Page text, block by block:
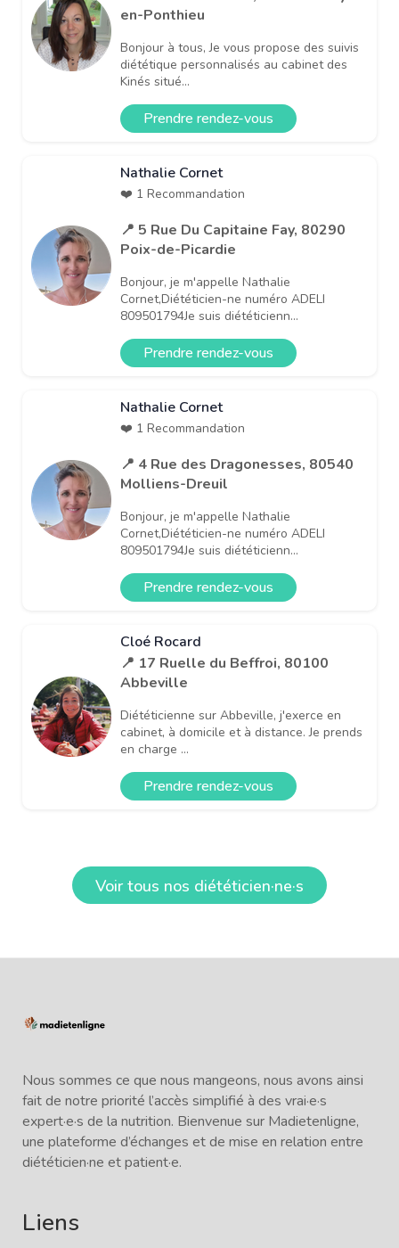
en-Ponthieu
Bonjour à tous, Je vous propose des suivis
diététique personnalisés au cabinet des
Kinés situé...
Prendre rendez-vous
Nathalie Cornet
❤️ 1 Recommandation
📍 5 Rue Du Capitaine Fay, 80290
Poix-de-Picardie
Bonjour, je m'appelle Nathalie
Cornet,Diététicien-ne numéro ADELI
809501794Je suis diététicienn...
Prendre rendez-vous
Nathalie Cornet
❤️ 1 Recommandation
📍 4 Rue des Dragonesses, 80540
Molliens-Dreuil
Bonjour, je m'appelle Nathalie
Cornet,Diététicien-ne numéro ADELI
809501794Je suis diététicienn...
Prendre rendez-vous
Cloé Rocard
📍 17 Ruelle du Beffroi, 80100
Abbeville
Diététicienne sur Abbeville, j'exerce en
cabinet, à domicile et à distance. Je prends
en charge ...
Prendre rendez-vous
Voir tous nos diététicien·ne·s
Nous sommes ce que nous mangeons, nous avons ainsi
fait de notre priorité l’accès simplifié à des vrai·e·s
expert·e·s de la nutrition. Bienvenue sur Madietenligne,
une plateforme d’échanges et de mise en relation entre
diététicien·ne et patient·e.
Liens